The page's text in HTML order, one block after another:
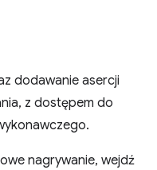
dodawanie asercji
z dostępem do
nagrywanie, wejdź